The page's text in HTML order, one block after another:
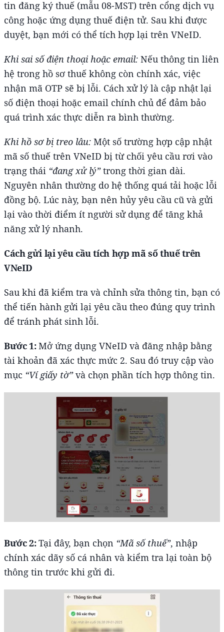
tin đăng ký thuế (mẫu 08-MST) trên cổng dịch vụ
công hoặc ứng dụng thuế điện tử. Sau khi được
duyệt, bạn mới có thể tích hợp lại trên VNeID.
Khi sai số điện thoại hoặc email: Nếu thông tin liên
hệ trong hồ sơ thuế không còn chính xác, việc
nhận mã OTP sẽ bị lỗi. Cách xử lý là cập nhật lại
số điện thoại hoặc email chính chủ để đảm bảo
quá trình xác thực diễn ra bình thường.
Khi hồ sơ bị treo lâu: Một số trường hợp cập nhật
mã số thuế trên VNeID bị từ chối yêu cầu rơi vào
trạng thái “đang xử lý”trong thời gian dài.
Nguyên nhân thường do hệ thống quá tải hoặc lỗi
đồng bộ. Lúc này, bạn nên hủy yêu cầu cũ và gửi
lại vào thời điểm ít người sử dụng để tăng khả
năng xử lý nhanh.
Cách gửi lại yêu cầu tích hợp mã số thuế trên
VNeID
Sau khi đã kiểm tra và chỉnh sửa thông tin, bạn có
thể tiến hành gửi lại yêu cầu theo đúng quy trình
để tránh phát sinh lỗi.
Bước 1:Mở ứng dụng VNeID và đăng nhập bằng
tài khoản đã xác thực mức 2. Sau đó truy cập vào
mục “Ví giấy tờ”và chọn phần tích hợp thông tin.
Bước 2:Tại đây, bạn chọn “Mã số thuế”, nhập
chính xác dãy số cá nhân và kiểm tra lại toàn bộ
thông tin trước khi gửi đi.